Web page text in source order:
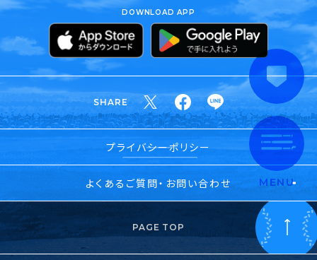
DOWNLOAD APP
SHARE
プライバシーポリシー
よくあるご質問・お問い合わせ MENU
PAGE TOP